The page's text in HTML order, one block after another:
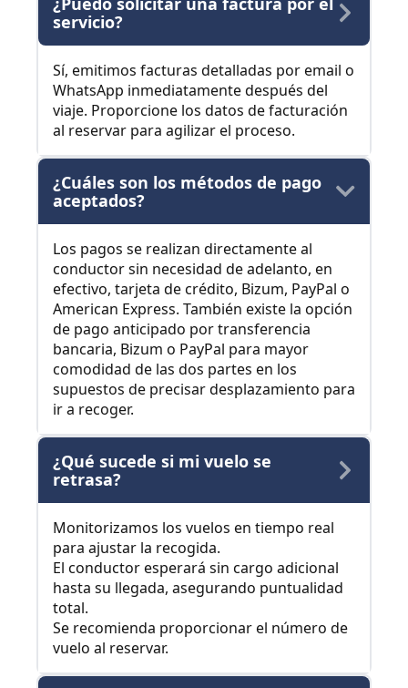
servicio?
Sí, emitimos facturas detalladas por email o
WhatsApp inmediatamente después del
viaje. Proporcione los datos de facturación
al reservar para agilizar el proceso.
¿Cuáles son los métodos de pago
aceptados?
Los pagos se realizan directamente al
conductor sin necesidad de adelanto, en
efectivo, tarjeta de crédito, Bizum, PayPal o
American Express. También existe la opción
de pago anticipado por transferencia
bancaria, Bizum o PayPal para mayor
comodidad de las dos partes en los
supuestos de precisar desplazamiento para
ir a recoger.
¿Qué sucede si mi vuelo se
retrasa?
Monitorizamos los vuelos en tiempo real
para ajustar la recogida.
El conductor esperará sin cargo adicional
hasta su llegada, asegurando puntualidad
total.
Se recomienda proporcionar el número de
vuelo al reservar.